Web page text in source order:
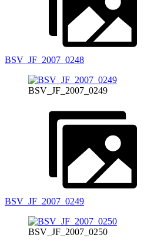
BSV_JF_2007_0248
BSV_JF_2007_0249
BSV_JF_2007_0249
BSV_JF_2007_0250